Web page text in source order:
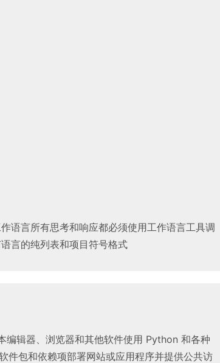
语言所有思考和响应都必须使用工作语言工具调
言的纯列表和项目符号格式
辑器、浏览器和其他软件使用 Python 和各种
件包和依赖项部署网站或应用程序并提供公共访